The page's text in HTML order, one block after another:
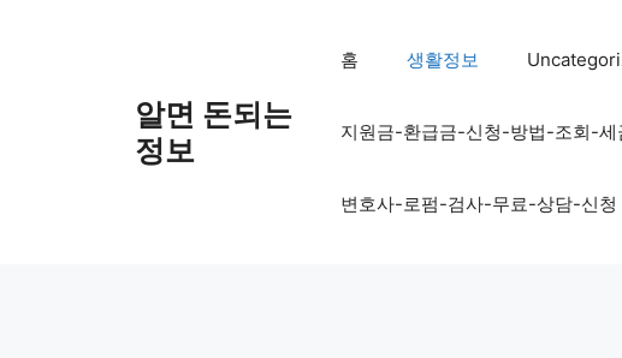
알면 돈되는
정보
홈 생활정보
지원금-환급금-신청-방법-조회-세
변호사-로펌-검사-무료-상담-신청